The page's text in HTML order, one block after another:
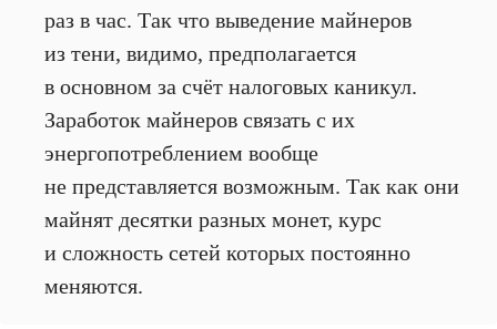
раз в час. Так что выведение майнеров
из тени, видимо, предполагается
в основном за счёт налоговых каникул.
Заработок майнеров связать с их
энергопотреблением вообще
не представляется возможным. Так как они
майнят десятки разных монет, курс
и сложность сетей которых постоянно
меняются.